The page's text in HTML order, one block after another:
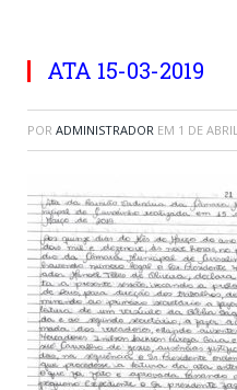
ATA 15-03-2019
POR ADMINISTRADOR EM 1 DE